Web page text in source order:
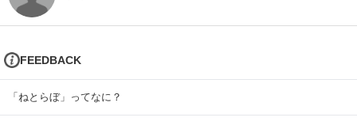
FEEDBACK
「ねとらぼ」ってなに？